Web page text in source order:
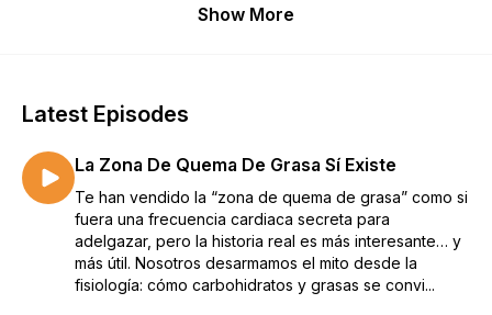
Show More
Latest Episodes
La Zona De Quema De Grasa Sí Existe
Te han vendido la “zona de quema de grasa” como si
fuera una frecuencia cardiaca secreta para
adelgazar, pero la historia real es más interesante… y
más útil. Nosotros desarmamos el mito desde la
fisiología: cómo carbohidratos y grasas se convi...